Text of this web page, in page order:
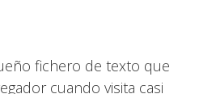
fichero de texto que
cuando visita casi